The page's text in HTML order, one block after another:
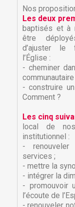
Ajouter à
Créer
Nom de la liste
Vous devez
à votre liste
Nos
Les deux
baptisés et à
être
d’ajuster le
l’Église :
- cheminer
communautaire
- construire
Comment ?
Les cinq
local de
institutionnel :
-
services ;
- mettre la
- intégrer la
- promouvoir
l’écoute de